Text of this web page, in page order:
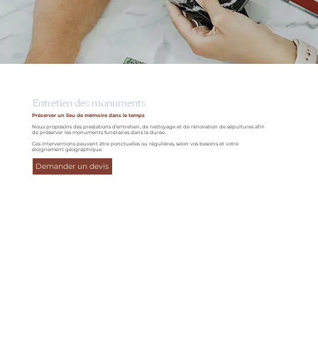
Entretien des monuments
Préserver un lieu de mémoire dans le temps
Nous proposons des prestations d’entretien, de nettoyage et de rénovation de sépultures afin
de préserver les monuments funéraires dans la durée.
Ces interventions peuvent être ponctuelles ou régulières, selon vos besoins et votre
éloignement géographique.
Demander un devis